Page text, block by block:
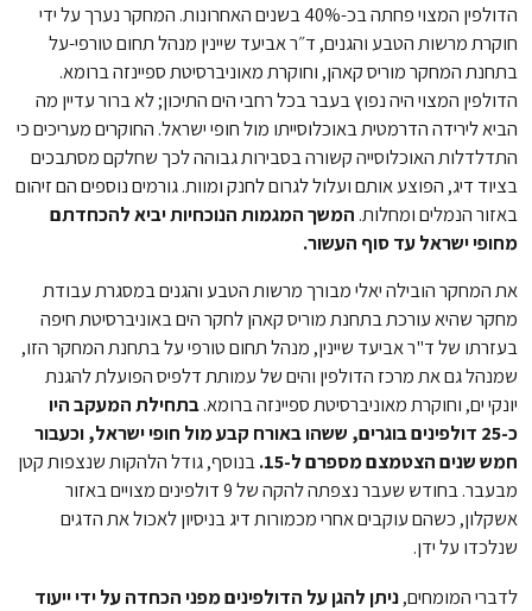
הדולפין המצוי פחתה בכ-40% בשנים האחרונות. המחקר נערך על ידי
חוקרת מרשות הטבע והגנים, ד״ר אביעד שיינין מנהל תחום טורפי-על
בתחנת המחקר מוריס קאהן, וחוקרת מאוניברסיטת ספיינזה ברומא.
הדולפין המצוי היה נפוץ בעבר בכל רחבי הים התיכון; לא ברור עדיין מה
הביא לירידה הדרמטית באוכלוסייתו מול חופי ישראל. החוקרים מעריכים כי
התדלדלות האוכלוסייה קשורה בסבירות גבוהה לכך שחלקם מסתבכים
בציוד דיג, הפוצע אותם ועלול לגרום לחנק ומוות. גורמים נוספים הם זיהום
באזור הנמלים ומחלות. המשך המגמות הנוכחיות יביא להכחדתם
מחופי ישראל עד סוף העשור.
את המחקר הובילה יאלי מבורך מרשות הטבע והגנים במסגרת עבודת
מחקר שהיא עורכת בתחנת מוריס קאהן לחקר הים באוניברסיטת חיפה
בעזרתו של ד"ר אביעד שיינין, מנהל תחום טורפי על בתחנת המחקר הזו,
שמנהל גם את מרכז הדולפין והים של עמותת דלפיס הפועלת להגנת
יונקי ים, וחוקרת מאוניברסיטת ספיינזה ברומא.בתחילת המעקב היו
כ-25 דולפינים בוגרים, ששהו באורח קבע מול חופי ישראל, וכעבור
חמש שנים הצטמצם מספרם ל-15.
בנוסף, גודל הלהקות שנצפות קטן
מבעבר. בחודש שעבר נצפתה להקה של 9 דולפינים מצויים באזור
אשקלון, כשהם עוקבים אחרי מכמורות דיג בניסיון לאכול את הדגים
שנלכדו על ידן.
לדברי המומחים,ניתן להגן על הדולפינים מפני הכחדה על ידי ייעוד